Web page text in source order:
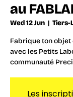
au
Wed 12 Jun
  |
Tiers-
Fabrique ton
avec les Petits
communauté
Les